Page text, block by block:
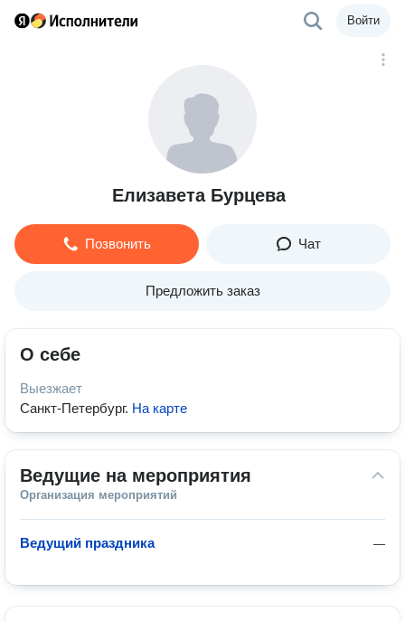
Войти
Елизавета Бурцева
Позвонить Чат
Предложить заказ
О себе
Выезжает
Санкт-Петербург. На карте
Ведущие на мероприятия
Организация мероприятий
—
Ведущий праздника